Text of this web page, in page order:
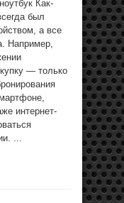
Как-
был
а все
Например,
— только
интернет-
...